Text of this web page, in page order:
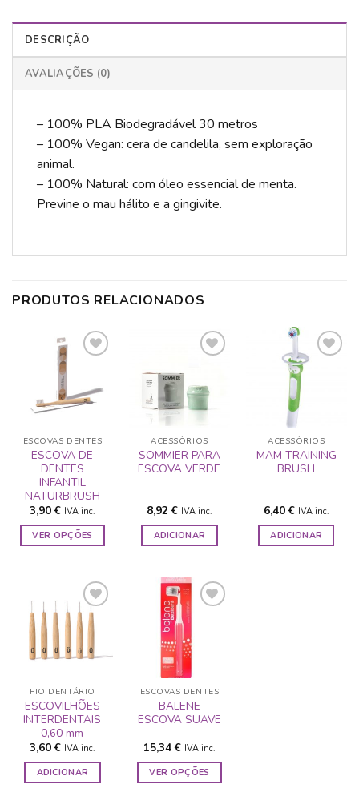
DESCRIÇÃO
AVALIAÇÕES (0)
– 100% PLA Biodegradável 30 metros
– 100% Vegan: cera de candelila, sem exploração
animal.
– 100% Natural: com óleo essencial de menta.
Previne o mau hálito e a gingivite.
PRODUTOS RELACIONADOS
ADICIONAR
A LISTA DE
ESCOVAS DENTES
ESCOVA DE
DENTES
INFANTIL
NATURBRUSH
3,90€ IVA inc.
VER OPÇÕES
multiple
variants.
options
be
chosen
on
the
product
page
ADICIONAR
A LISTA DE
DESEJOS
ACESSÓRIOS
SOMMIER PARA
ESCOVA VERDE
8,92€ IVA inc.
ADICIONAR
ADICIONAR
A LISTA DE
DESEJOS
ACESSÓRIOS
MAM TRAINING
BRUSH
6,40€ IVA inc.
ADICIONAR
ADICIONAR
A LISTA DE
FIO DENTÁRIO
ESCOVILHÕES
INTERDENTAIS
0,60 mm
3,60€ IVA inc.
ADICIONAR
ADICIONAR
A LISTA DE
DESEJOS
ESCOVAS DENTES
BALENE
ESCOVA SUAVE
15,34€ IVA inc.
VER OPÇÕES